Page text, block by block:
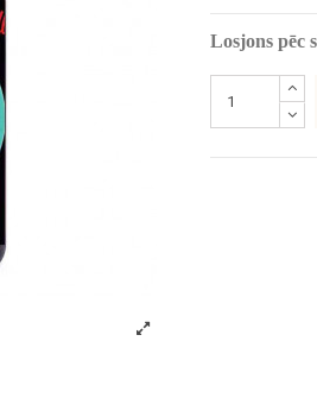
Losjons pēc